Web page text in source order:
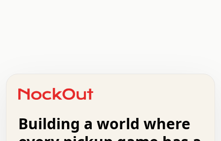
+   .   .   .   .   .   .   .   .   .   +   .   .
.   .   .   .   .   .   .   .   .   .   .   :   .
.   .   .   .   +   .   .   .   .   .   .   .   +
Building a world where